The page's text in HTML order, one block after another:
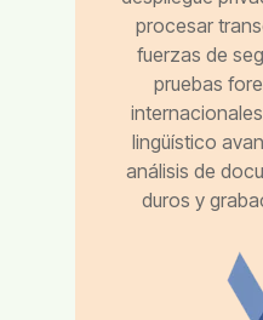
procesar
fuerzas de
pruebas
lingüístico
análisis de
duros y